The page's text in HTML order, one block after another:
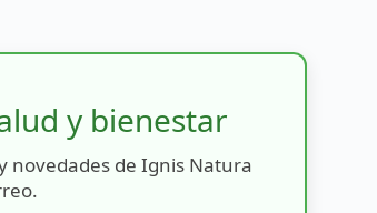
y bienestar
novedades de Ignis Natura